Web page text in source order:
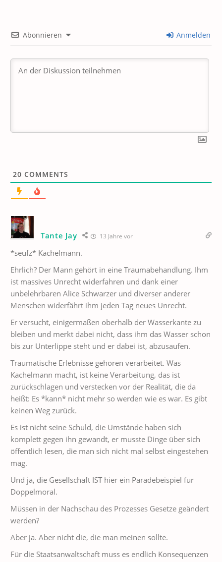
Abonnieren Anmelden
20 COMMENTS
Tante Jay 13 Jahre vor
*seufz* Kachelmann.
Ehrlich? Der Mann gehört in eine Traumabehandlung. Ihm
ist massives Unrecht widerfahren und dank einer
unbelehrbaren Alice Schwarzer und diverser anderer
Menschen widerfährt ihm jeden Tag neues Unrecht.
Er versucht, einigermaßen oberhalb der Wasserkante zu
bleiben und merkt dabei nicht, dass ihm das Wasser schon
bis zur Unterlippe steht und er dabei ist, abzusaufen.
Traumatische Erlebnisse gehören verarbeitet. Was
Kachelmann macht, ist keine Verarbeitung, das ist
zurückschlagen und verstecken vor der Realität, die da
heißt: Es *kann* nicht mehr so werden wie es war. Es gibt
keinen Weg zurück.
Es ist nicht seine Schuld, die Umstände haben sich
komplett gegen ihn gewandt, er musste Dinge über sich
öffentlich lesen, die man sich nicht mal selbst eingestehen
mag.
Und ja, die Gesellschaft IST hier ein Paradebeispiel für
Doppelmoral.
Müssen in der Nachschau des Prozesses Gesetze geändert
werden?
Aber ja. Aber nicht die, die man meinen sollte.
Für die Staatsanwaltschaft muss es endlich Konsequenzen